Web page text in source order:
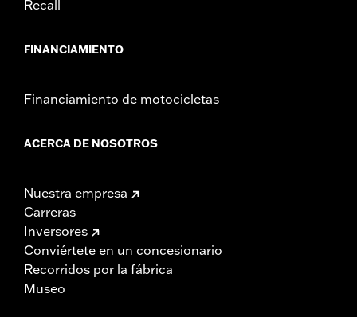
Recall
FINANCIAMIENTO
Financiamiento de motocicletas
ACERCA DE NOSOTROS
Nuestra empresa
Carreras
Inversores
Conviértete en un concesionario
Recorridos por la fábrica
Museo